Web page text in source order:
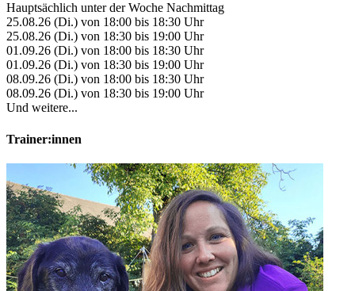
Hauptsächlich unter der Woche Nachmittag
25.08.26 (Di.) von 18:00 bis 18:30 Uhr
25.08.26 (Di.) von 18:30 bis 19:00 Uhr
01.09.26 (Di.) von 18:00 bis 18:30 Uhr
01.09.26 (Di.) von 18:30 bis 19:00 Uhr
08.09.26 (Di.) von 18:00 bis 18:30 Uhr
08.09.26 (Di.) von 18:30 bis 19:00 Uhr
Und weitere...
Trainer:innen